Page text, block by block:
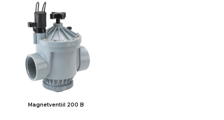
Magnetventiil 200 B